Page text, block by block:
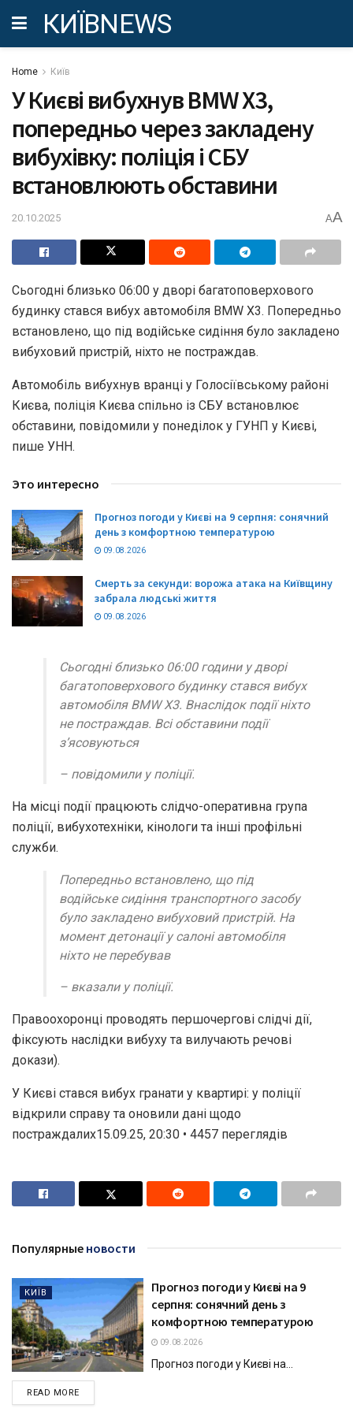
КИЇВNEWS
Home Київ
У Києві вибухнув BMW X3,
попередньо через закладену
вибухівку: поліція і СБУ
встановлюють обставини
20.10.2025 AA
Сьогодні близько 06:00 у дворі багатоповерхового
будинку стався вибух автомобіля BMW X3. Попередньо
встановлено, що під водійське сидіння було закладено
вибуховий пристрій, ніхто не постраждав.
Автомобіль вибухнув вранці у Голосіївському районі
Києва, поліція Києва спільно із СБУ встановлює
обставини, повідомили у понеділок у ГУНП у Києві,
пише УНН.
Это интересно
Прогноз погоди у Києві на 9 серпня: сонячний
день з комфортною температурою
09.08.2026
Смерть за секунди: ворожа атака на Київщину
забрала людські життя
09.08.2026
Сьогодні близько 06:00 години у дворі
багатоповерхового будинку стався вибух
автомобіля BMW X3. Внаслідок події ніхто
не постраждав. Всі обставини події
зʼясовуються
– повідомили у поліції.
На місці події працюють слідчо-оперативна група
поліції, вибухотехніки, кінологи та інші профільні
служби.
Попередньо встановлено, що під
водійське сидіння транспортного засобу
було закладено вибуховий пристрій. На
момент детонації у салоні автомобіля
ніхто не перебував
– вказали у поліції.
Правоохоронці проводять першочергові слідчі дії,
фіксують наслідки вибуху та вилучають речові
докази).
У Києві стався вибух гранати у квартирі: у поліції
відкрили справу та оновили дані щодо
постраждалих15.09.25, 20:30 • 4457 переглядiв
Популярные новости
КИЇВ
Прогноз погоди у Києві на 9
серпня: сонячний день з
комфортною температурою
09.08.2026
Прогноз погоди у Києві на...
READ MOREDETAILS